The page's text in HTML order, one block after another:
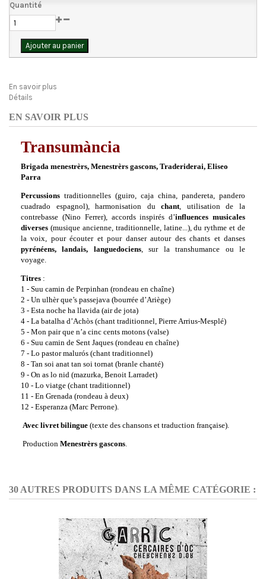
Quantité
Ajouter au panier
En savoir plus
Détails
EN SAVOIR PLUS
Transumància
Brigada menestrèrs, Menestrèrs gascons, Traderiderai, Eliseo
Parra
Percussions traditionnelles (guiro, caja china, pandereta, pandero
cuadrado espagnol), harmonisation duchant, utilisation de la
contrebasse (Nino Ferrer), accords inspirés d’influences musicales
diverses (musique ancienne, traditionnelle, latine...), du rythme et de
la voix, pour écouter et pour danser autour des chants et danses
pyrénéens, landais, languedociens, sur la transhumance ou le
voyage.
Titres :
1 - Suu camin de Perpinhan (rondeau en chaîne)
2 - Un ulhèr que’s passejava (bourrée d’Ariège)
3 - Esta noche ha llavida (air de jota)
4 - La batalha d’Achòs (chant traditionnel, Pierre Arrius-Mesplé)
5 - Mon pair que n’a cinc cents motons (valse)
6 - Suu camin de Sent Jaques (rondeau en chaîne)
7 - Lo pastor malurós (chant traditionnel)
8 - Tan soi anat tan soi tornat (branle chanté)
9 - On as lo nid (mazurka, Benoit Larradet)
10 - Lo viatge (chant traditionnel)
11 - En Grenada (rondeau à deux)
12 - Esperanza (Marc Perrone).
Avec livret bilingue (texte des chansons et traduction française).
Production Menestrèrs gascons.
30 AUTRES PRODUITS DANS LA MÊME CATÉGORIE :